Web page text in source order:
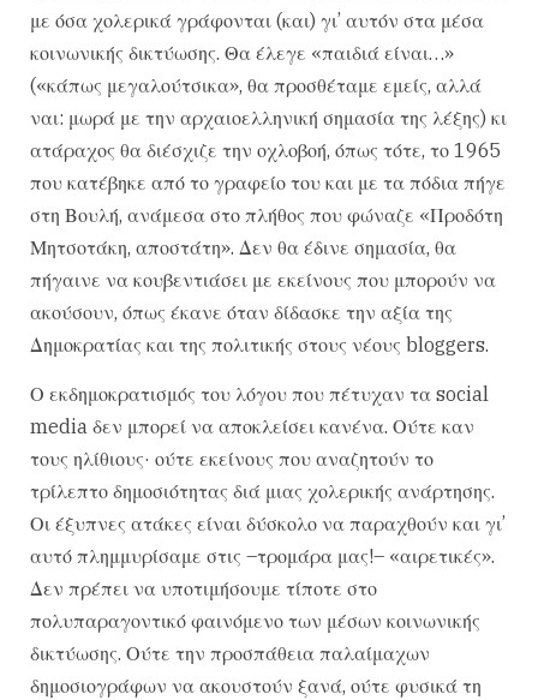
με όσα χολερικά γράφονται (και) γι’ αυτόν στα μέσα
κοινωνικής δικτύωσης. Θα έλεγε «παιδιά είναι…»
(«κάπως μεγαλούτσικα», θα προσθέταμε εμείς, αλλά
ναι: μωρά με την αρχαιοελληνική σημασία της λέξης) κι
ατάραχος θα διέσχιζε την οχλοβοή, όπως τότε, το 1965
που κατέβηκε από το γραφείο του και με τα πόδια πήγε
στη Βουλή, ανάμεσα στο πλήθος που φώναζε «Προδότη
Μητσοτάκη, αποστάτη». Δεν θα έδινε σημασία, θα
πήγαινε να κουβεντιάσει με εκείνους που μπορούν να
ακούσουν, όπως έκανε όταν δίδασκε την αξία της
Δημοκρατίας και της πολιτικής στους νέους bloggers.
Ο εκδημοκρατισμός του λόγου που πέτυχαν τα social
media δεν μπορεί να αποκλείσει κανένα. Ούτε καν
τους ηλίθιους· ούτε εκείνους που αναζητούν το
τρίλεπτο δημοσιότητας διά μιας χολερικής ανάρτησης.
Οι έξυπνες ατάκες είναι δύσκολο να παραχθούν και γι’
αυτό πλημμυρίσαμε στις –τρομάρα μας!– «αιρετικές».
Δεν πρέπει να υποτιμήσουμε τίποτε στο
πολυπαραγοντικό φαινόμενο των μέσων κοινωνικής
δικτύωσης. Ούτε την προσπάθεια παλαίμαχων
δημοσιογράφων να ακουστούν ξανά, ούτε φυσικά τη